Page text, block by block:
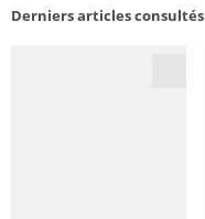
Derniers articles consultés